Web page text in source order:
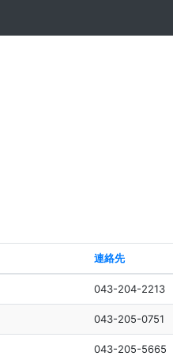
連絡先
043-204-2213
043-205-0751
043-205-5665